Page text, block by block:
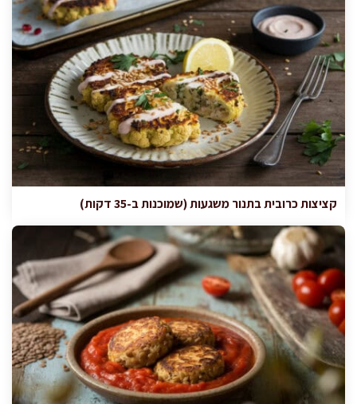
קציצות כרובית בתנור משגעות (שמוכנות ב-35 דקות)